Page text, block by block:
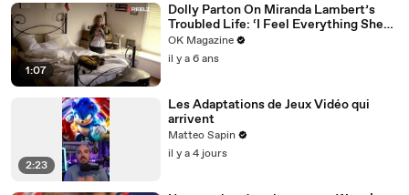
1:07
Dolly Parton On Miranda Lambert’s
Troubled Life: ‘I Feel Everything She
Writes’: Watch REELZ Doc
OK Magazine
il y a 6 ans
2:23
Les Adaptations de Jeux Vidéo qui
arrivent
Matteo Sapin
il y a 4 jours